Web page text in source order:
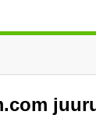
uudistest ja